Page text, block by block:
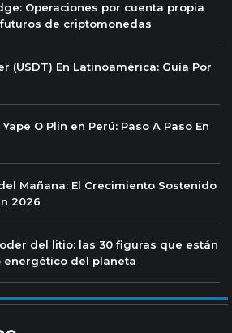
Operaciones por cuenta propia
de criptomonedas
(USDT) En Latinoamérica: Guía Por
O Plin en Perú: Paso A Paso En
Mañana: El Crecimiento Sostenido
2026
del litio: las 30 figuras que están
del planeta